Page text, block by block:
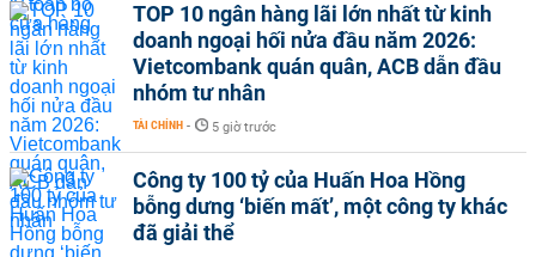
TOP 10 ngân hàng lãi lớn nhất từ kinh
doanh ngoại hối nửa đầu năm 2026:
Vietcombank quán quân, ACB dẫn đầu
nhóm tư nhân
TÀI CHÍNH - 5 giờ trước
Công ty 100 tỷ của Huấn Hoa Hồng
bỗng dưng ‘biến mất’, một công ty khác
đã giải thể